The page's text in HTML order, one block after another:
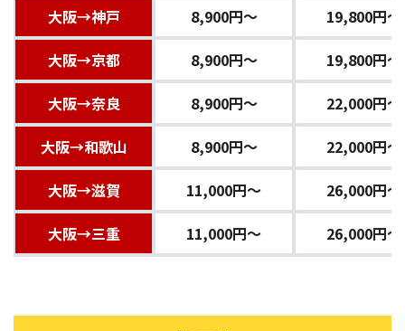
大阪→神戸
8,900円〜
19,800円〜
大阪→京都
8,900円〜
19,800円〜
大阪→奈良
8,900円〜
22,000円〜
大阪→和歌山
8,900円〜
22,000円〜
大阪→滋賀
11,000円〜
26,000円〜
大阪→三重
11,000円〜 26,000円〜